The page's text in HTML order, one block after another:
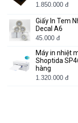
1.850.000 đ
Giấy In Tem
Decal A6
45.000 đ
Máy in nhiệt
Shoptida
hàng
1.320.000 đ